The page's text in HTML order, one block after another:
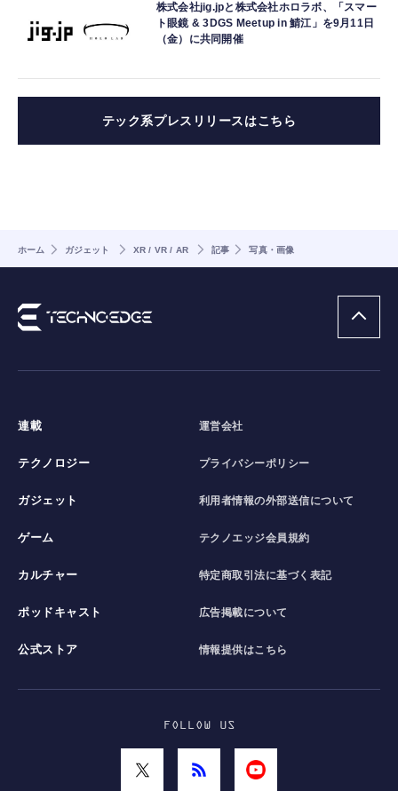
株式会社jig.jpと株式会社ホロラボ、「スマー
ト眼鏡 & 3DGS Meetup in 鯖江」を9月11日
（金）に共同開催
テック系プレスリリースはこちら
ホーム ガジェット XR / VR / AR 記事 写真・画像
連載
テクノロジー
ガジェット
ゲーム
カルチャー
ポッドキャスト
公式ストア
運営会社
プライバシーポリシー
利用者情報の外部送信について
テクノエッジ会員規約
特定商取引法に基づく表記
広告掲載について
情報提供はこちら
FOLLOW US